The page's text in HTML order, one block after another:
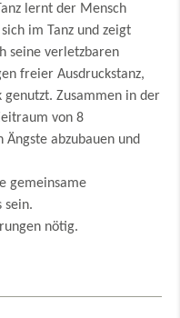
lernt der Mensch
im Tanz und zeigt
seine verletzbaren
freier Ausdruckstanz,
genutzt. Zusammen in der
von 8
abzubauen und
gemeinsame
sein.
nötig.